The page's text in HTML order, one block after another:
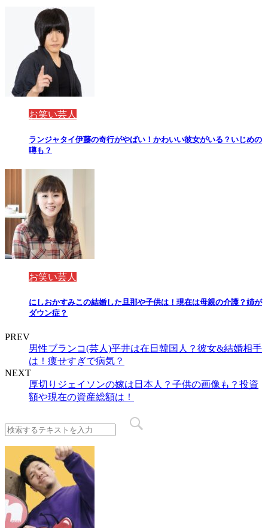
お笑い芸人
ランジャタイ伊藤の奇行がやばい！かわいい彼女がいる？いじめの
噂も？
お笑い芸人
にしおかすみこの結婚した旦那や子供は！現在は母親の介護？姉が
ダウン症？
PREV
男性ブランコ(芸人)平井は在日韓国人？彼女&結婚相手
は！痩せすぎで病気？
NEXT
厚切りジェイソンの嫁は日本人？子供の画像も？投資
額や現在の資産総額は！